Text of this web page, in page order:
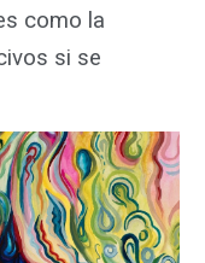
como la
si se